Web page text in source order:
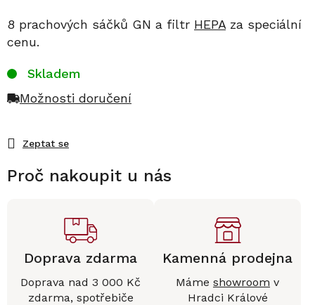
8 prachových sáčků GN a filtr HEPA za speciální
cenu.
Zeptat se
Skladem
Možnosti doručení
Proč nakoupit u nás
Doprava zdarma
Doprava nad 3 000 Kč
zdarma, spotřebiče
Kamenná prodejna
Máme showroom v
Hradci Králové